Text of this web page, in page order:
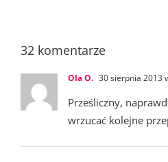
32 komentarze
Ola O. 30 sierpnia 2013
Prześliczny,
wrzucać kolejne